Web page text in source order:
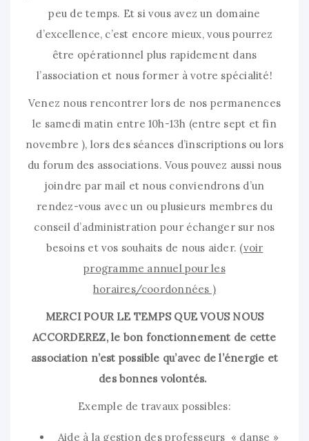
peu de temps. Et si vous avez un domaine
d’excellence, c’est encore mieux, vous pourrez
être opérationnel plus rapidement dans
l’association et nous former à votre spécialité!
Venez nous rencontrer lors de nos permanences
le samedi matin entre 10h-13h (entre sept et fin
novembre ), lors des séances d’inscriptions ou lors
du forum des associations. Vous pouvez aussi nous
joindre par mail et nous conviendrons d’un
rendez-vous avec un ou plusieurs membres du
conseil d’administration pour échanger sur nos
besoins et vos souhaits de nous aider. (voir
programme annuel pour les
horaires/coordonnées )
MERCI POUR LE TEMPS QUE VOUS NOUS
ACCORDEREZ, le bon fonctionnement de cette
association n’est possible qu’avec de l’énergie et
des bonnes volontés.
Exemple de travaux possibles:
Aide à la gestion des professeurs « danse »